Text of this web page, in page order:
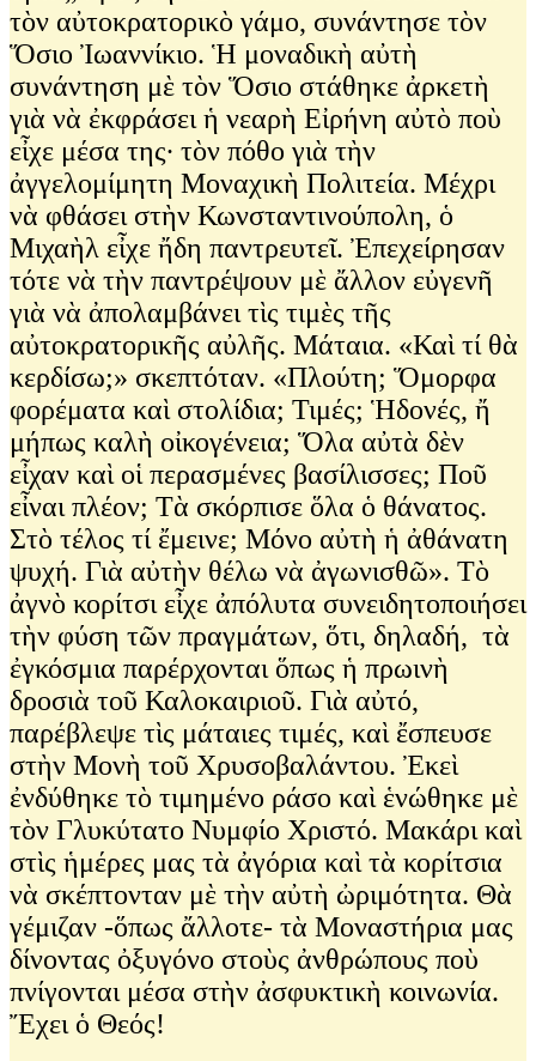
τὸν αὐτοκρατορικὸ γάμο, συνάντησε τὸν
Ὅσιο Ἰωαννίκιο. Ἡ μοναδικὴ αὐτὴ
συνάντηση μὲ τὸν Ὅσιο στάθηκε ἀρκετὴ
γιὰ νὰ ἐκφράσει ἡ νεαρὴ Εἰρήνη αὐτὸ ποὺ
εἶχε μέσα της∙ τὸν πόθο γιὰ τὴν
ἀγγελομίμητη Μοναχικὴ Πολιτεία. Μέχρι
νὰ φθάσει στὴν Κωνσταντινούπολη, ὁ
Μιχαὴλ εἶχε ἤδη παντρευτεῖ. Ἐπεχείρησαν
τότε νὰ τὴν παντρέψουν μὲ ἄλλον εὐγενῆ
γιὰ νὰ ἀπολαμβάνει τὶς τιμὲς τῆς
αὐτοκρατορικῆς αὐλῆς. Μάταια. «Καὶ τί θὰ
κερδίσω;» σκεπτόταν. «Πλούτη; Ὅμορφα
φορέματα καὶ στολίδια; Τιμές; Ἡδονές, ἤ
μήπως καλὴ οἰκογένεια; Ὅλα αὐτὰ δὲν
εἶχαν καὶ οἱ περασμένες βασίλισσες; Ποῦ
εἶναι πλέον; Τὰ σκόρπισε ὅλα ὁ θάνατος.
Στὸ τέλος τί ἔμεινε; Μόνο αὐτὴ ἡ ἀθάνατη
ψυχή. Γιὰ αὐτὴν θέλω νὰ ἀγωνισθῶ». Τὸ
ἀγνὸ κορίτσι εἶχε ἀπόλυτα συνειδητοποιήσει
τὴν φύση τῶν πραγμάτων, ὅτι, δηλαδή, τὰ
ἐγκόσμια παρέρχονται ὅπως ἡ πρωινὴ
δροσιὰ τοῦ Καλοκαιριοῦ. Γιὰ αὐτό,
παρέβλεψε τὶς μάταιες τιμές, καὶ ἔσπευσε
στὴν Μονὴ τοῦ Χρυσοβαλάντου. Ἐκεὶ
ἐνδύθηκε τὸ τιμημένο ράσο καὶ ἑνώθηκε μὲ
τὸν Γλυκύτατο Νυμφίο Χριστό. Μακάρι καὶ
στὶς ἡμέρες μας τὰ ἀγόρια καὶ τὰ κορίτσια
νὰ σκέπτονταν μὲ τὴν αὐτὴ ὠριμότητα. Θὰ
γέμιζαν -ὅπως ἄλλοτε- τὰ Μοναστήρια μας
δίνοντας ὀξυγόνο στοὺς ἀνθρώπους ποὺ
πνίγονται μέσα στὴν ἀσφυκτικὴ κοινωνία.
Ἔχει ὁ Θεός!